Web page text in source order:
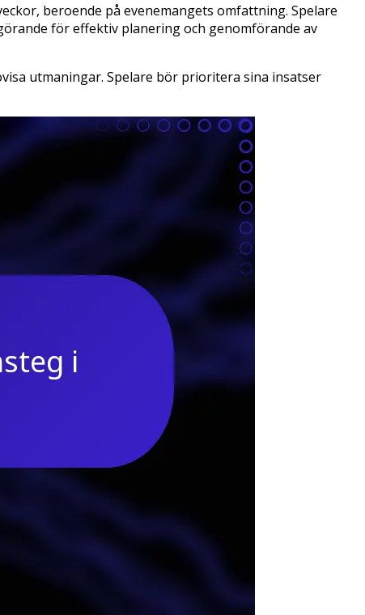
beroende på evenemangets omfattning. Spelare
för effektiv planering och genomförande av
utmaningar. Spelare bör prioritera sina insatser